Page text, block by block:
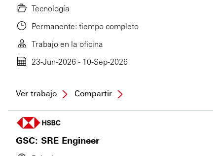
Tecnología
Permanente: tiempo completo
Trabajo en la oficina
23-Jun-2026 - 10-Sep-2026
Ver trabajo Compartir
GSC: SRE Engineer